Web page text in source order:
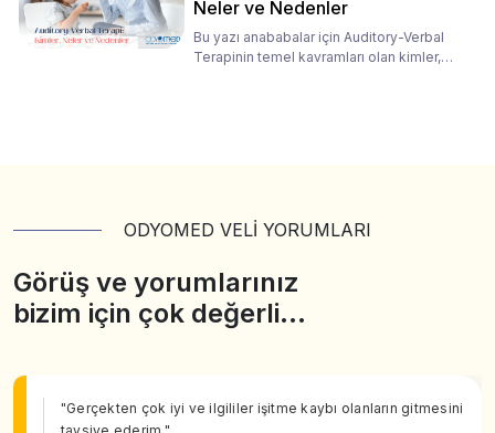
Neler ve Nedenler
Bu yazı anababalar için Auditory-Verbal
Terapinin temel kavramları olan kimler,
ODYOMED VELİ YORUMLARI
Görüş ve yorumlarınız
bizim için çok değerli…
"Gerçekten çok iyi ve ilgililer işitme kaybı olanların gitmesini